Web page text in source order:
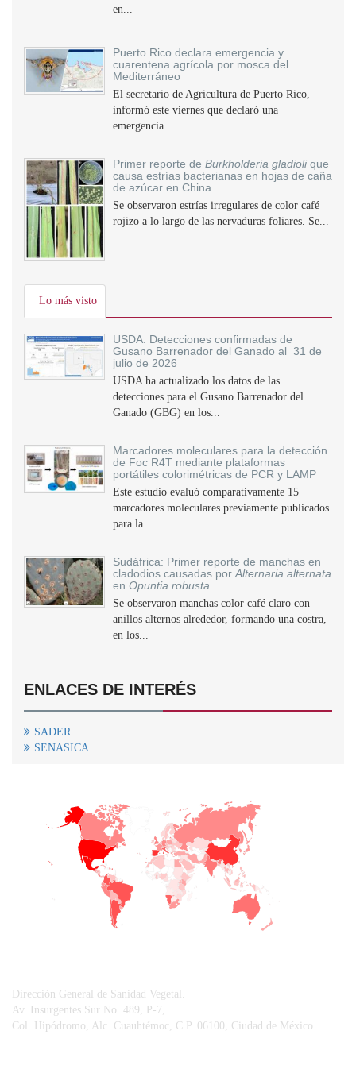
en...
Puerto Rico declara emergencia y
cuarentena agrícola por mosca del
Mediterráneo
El secretario de Agricultura de Puerto Rico,
informó este viernes que declaró una
emergencia...
Primer reporte de Burkholderia gladiolique
causa estrías bacterianas en hojas de caña
de azúcar en China
Se observaron estrías irregulares de color café
rojizo a lo largo de las nervaduras foliares. Se...
Lo más visto
USDA: Detecciones confirmadas de
Gusano Barrenador del Ganado al 31 de
julio de 2026
USDA ha actualizado los datos de las
detecciones para el Gusano Barrenador del
Ganado (GBG) en los...
Marcadores moleculares para la detección
de Foc R4T mediante plataformas
portátiles colorimétricas de PCR y LAMP
Este estudio evaluó comparativamente 15
marcadores moleculares previamente publicados
para la...
Sudáfrica: Primer reporte de manchas en
cladodios causadas por Alternaria alternata
en Opuntia robusta
Se observaron manchas color café claro con
anillos alternos alrededor, formando una costra,
en los...
ENLACES DE INTERÉS
SADER
SENASICA
Dirección General de Sanidad Vegetal.
Av. Insurgentes Sur No. 489, P-7,
Col. Hipódromo, Alc. Cuauhtémoc, C.P. 06100, Ciudad de México